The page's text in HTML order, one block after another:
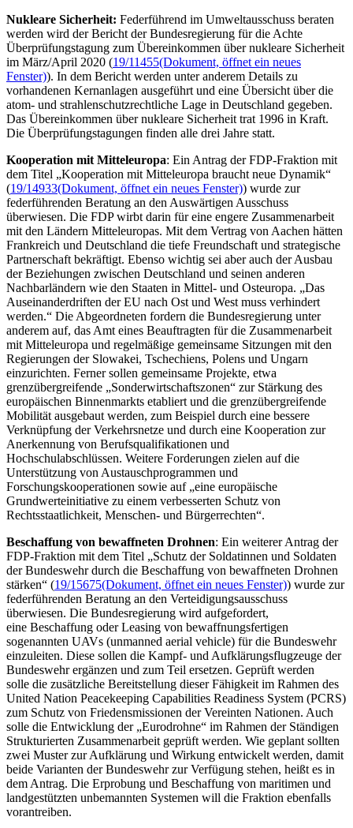
Nukleare Sicherheit: Federführend im Umweltausschuss beraten
werden wird der Bericht der Bundesregierung für die Achte
Überprüfungstagung zum Übereinkommen über nukleare Sicherheit
im März/April 2020 (19/11455(Dokument, öffnet ein neues
Fenster)). In dem Bericht werden unter anderem Details zu
vorhandenen Kernanlagen ausgeführt und eine Übersicht über die
atom- und strahlenschutzrechtliche Lage in Deutschland gegeben.
Das Übereinkommen über nukleare Sicherheit trat 1996 in Kraft.
Die Überprüfungstagungen finden alle drei Jahre statt.
Kooperation mit Mitteleuropa: Ein Antrag der FDP-Fraktion mit
dem Titel „Kooperation mit Mitteleuropa braucht neue Dynamik“
(19/14933(Dokument, öffnet ein neues Fenster)) wurde zur
federführenden Beratung an den Auswärtigen Ausschuss
überwiesen. Die FDP wirbt darin für eine engere Zusammenarbeit
mit den Ländern Mitteleuropas. Mit dem Vertrag von Aachen hätten
Frankreich und Deutschland die tiefe Freundschaft und strategische
Partnerschaft bekräftigt. Ebenso wichtig sei aber auch der Ausbau
der Beziehungen zwischen Deutschland und seinen anderen
Nachbarländern wie den Staaten in Mittel- und Osteuropa. „Das
Auseinanderdriften der EU nach Ost und West muss verhindert
werden.“ Die Abgeordneten fordern die Bundesregierung unter
anderem auf, das Amt eines Beauftragten für die Zusammenarbeit
mit Mitteleuropa und regelmäßige gemeinsame Sitzungen mit den
Regierungen der Slowakei, Tschechiens, Polens und Ungarn
einzurichten. Ferner sollen gemeinsame Projekte, etwa
grenzübergreifende „Sonderwirtschaftszonen“ zur Stärkung des
europäischen Binnenmarkts etabliert und die grenzübergreifende
Mobilität ausgebaut werden, zum Beispiel durch eine bessere
Verknüpfung der Verkehrsnetze und durch eine Kooperation zur
Anerkennung von Berufsqualifikationen und
Hochschulabschlüssen. Weitere Forderungen zielen auf die
Unterstützung von Austauschprogrammen und
Forschungskooperationen sowie auf „eine europäische
Grundwerteinitiative zu einem verbesserten Schutz von
Rechtsstaatlichkeit, Menschen- und Bürgerrechten“.
Beschaffung von bewaffneten Drohnen: Ein weiterer Antrag der
FDP-Fraktion mit dem Titel „Schutz der Soldatinnen und Soldaten
der Bundeswehr durch die Beschaffung von bewaffneten Drohnen
stärken“ (19/15675(Dokument, öffnet ein neues Fenster)) wurde zur
federführenden Beratung an den Verteidigungsausschuss
überwiesen. Die Bundesregierung wird aufgefordert,
eine Beschaffung oderLeasing von bewaffnungsfertigen
sogenannten UAVs (unmanned aerial vehicle) für die Bundeswehr
einzuleiten. Diese sollen die Kampf- und Aufklärungsflugzeuge der
Bundeswehr ergänzen und zum Teil ersetzen. Geprüft werden
solle die zusätzliche Bereitstellung dieser Fähigkeit im Rahmen des
United Nation Peacekeeping Capabilities Readiness System (PCRS)
zum Schutz von Friedensmissionen der Vereinten Nationen. Auch
solle die Entwicklung der „Eurodrohne“ im Rahmen der Ständigen
Strukturierten Zusammenarbeit geprüft werden. Wie geplant sollten
zwei Muster zur Aufklärung und Wirkung entwickelt werden, damit
beide Varianten der Bundeswehr zur Verfügung stehen, heißt es in
dem Antrag. Die Erprobung und Beschaffung von maritimen und
landgestützten unbemannten Systemen will die Fraktion ebenfalls
vorantreiben.